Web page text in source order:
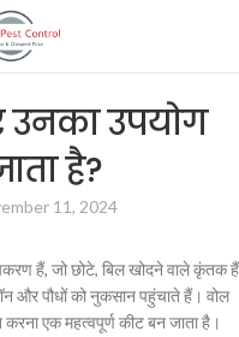
उनका उपयोग
है?
11, 2024
हैं, जो छोटे, बिल खोदने वाले कृंतक हैं
और पौधों को नुकसान पहुंचाते हैं। वोल
एक महत्वपूर्ण कीट बन जाता है।